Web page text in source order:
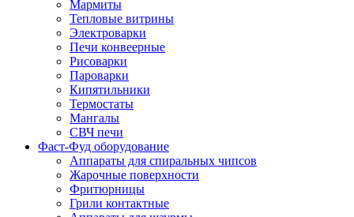
Мармиты
Тепловые витрины
Электроварки
Печи конвеерные
Рисоварки
Пароварки
Кипятильники
Термостаты
Мангалы
СВЧ печи
Фаст-Фуд оборудование
Аппараты для спиральных чипсов
Жарочные поверхности
Фритюрницы
Грили контактные